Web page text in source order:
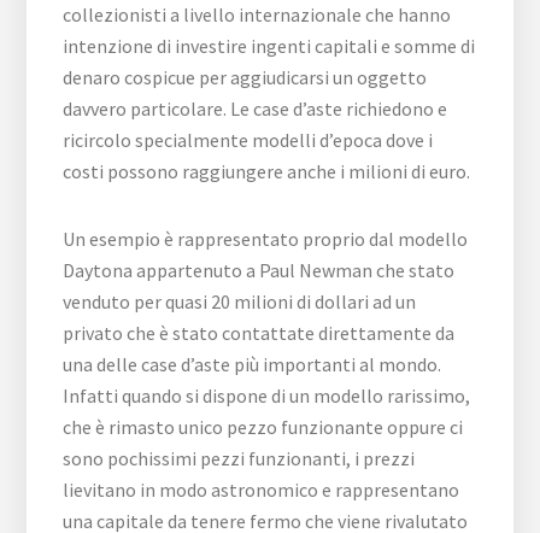
collezionisti a livello internazionale che hanno
intenzione di investire ingenti capitali e somme di
denaro cospicue per aggiudicarsi un oggetto
davvero particolare. Le case d’aste richiedono e
ricircolo specialmente modelli d’epoca dove i
costi possono raggiungere anche i milioni di euro.
Un esempio è rappresentato proprio dal modello
Daytona appartenuto a Paul Newman che stato
venduto per quasi 20 milioni di dollari ad un
privato che è stato contattate direttamente da
una delle case d’aste più importanti al mondo.
Infatti quando si dispone di un modello rarissimo,
che è rimasto unico pezzo funzionante oppure ci
sono pochissimi pezzi funzionanti, i prezzi
lievitano in modo astronomico e rappresentano
una capitale da tenere fermo che viene rivalutato